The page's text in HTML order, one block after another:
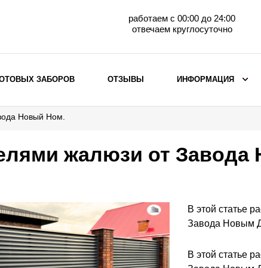
работаем с 00:00 до 24:00
отвечаем круглосуточно
ВЫБОР ПО МАТЕРИАЛУ
Заборы из евроштакетника
Забор жалюзи с кирпичными столбами
Металлические заборы
Металлические ограждения
ЗАБОРОВ ОТЗЫВЫ ИНФОРМАЦИЯ
Новый Ном.
жалюзи от
В этой статье
Завода Новым
В этой статье